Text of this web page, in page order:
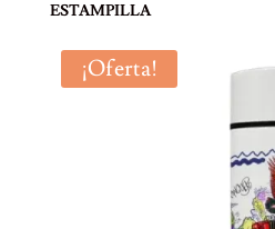
ESTAMPILLA
¡Oferta!